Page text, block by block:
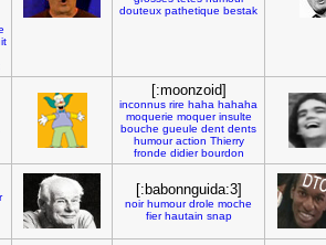
douteux pathetique bestak
[:moonzoid]
inconnus rire haha hahaha
moquerie moquer insulte
bouche gueule dent dents
humour action Thierry
fronde didier bourdon
[:babonnguida:3]
noir humour drole moche
fier hautain snap